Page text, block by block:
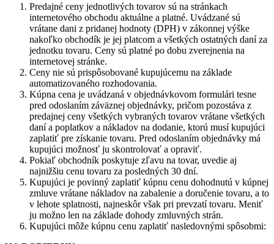
Predajné ceny jednotlivých tovarov sú na stránkach
internetového obchodu aktuálne a platné. Uvádzané sú
vrátane dani z pridanej hodnoty (DPH) v zákonnej výške
nakoľko obchodík je jej platcom a všetkých ostatných daní za
jednotku tovaru. Ceny sú platné po dobu zverejnenia na
internetovej stránke.
Ceny nie sú prispôsobované kupujúcemu na základe
automatizovaného rozhodovania.
Kúpna cena je uvádzaná v objednávkovom formulári tesne
pred odoslaním záväznej objednávky, pričom pozostáva z
predajnej ceny všetkých vybraných tovarov vrátane všetkých
daní a poplatkov a nákladov na dodanie, ktorú musí kupujúci
zaplatiť pre získanie tovaru. Pred odoslaním objednávky má
kupujúci možnosť ju skontrolovať a opraviť.
Pokiaľ obchodník poskytuje zľavu na tovar, uvedie aj
najnižšiu cenu tovaru za posledných 30 dní.
Kupujúci je povinný zaplatiť kúpnu cenu dohodnutú v kúpnej
zmluve vrátane nákladov na zabalenie a doručenie tovaru, a to
v lehote splatnosti, najneskôr však pri prevzatí tovaru. Meniť
ju možno len na základe dohody zmluvných strán.
Kupujúci môže kúpnu cenu zaplatiť nasledovnými spôsobmi: